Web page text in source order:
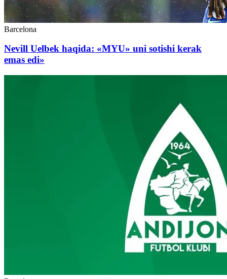
Barcelona
Nevill Uelbek haqida: «MYU» uni sotishi kerak
emas edi»